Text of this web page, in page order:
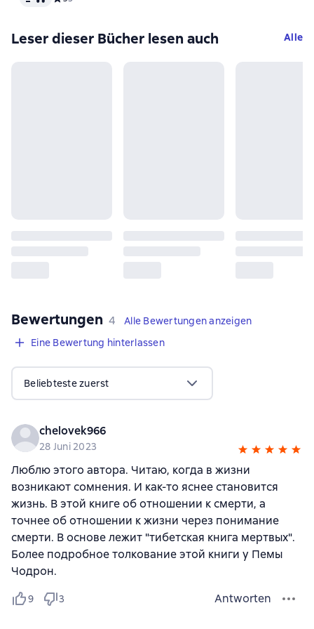
Leser dieser Bücher lesen auch Alle
Bewertungen 4 Bewertungen
4
Alle Bewertungen anzeigen
Eine Bewertung hinterlassen
Beliebteste zuerst
chelovek966
28 Juni 2023
Люблю этого автора. Читаю, когда в жизни
возникают сомнения. И как-то яснее становится
жизнь. В этой книге об отношении к смерти, а
точнее об отношении к жизни через понимание
смерти. В основе лежит "тибетская книга мертвых".
Более подробное толкование этой книги у Пемы
Чодрон.
9 3 Antworten